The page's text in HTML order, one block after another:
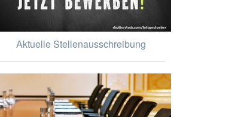
Aktuelle Stellenausschreibung